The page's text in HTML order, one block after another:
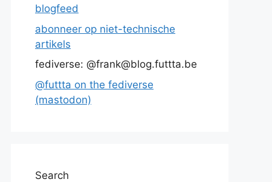
blogfeed
abonneer op niet-technische
artikels
fediverse: @frank@blog.futtta.be
@futtta on the fediverse
(mastodon)
Search